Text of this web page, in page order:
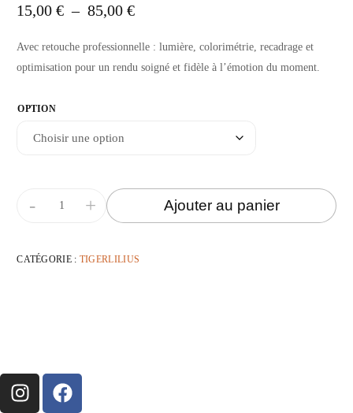
15,00€ – 85,00€
Avec retouche professionnelle : lumière, colorimétrie, recadrage et
optimisation pour un rendu soigné et fidèle à l’émotion du moment.
OPTION
+
- Ajouter au panier
CATÉGORIE : TIGERLILIUS